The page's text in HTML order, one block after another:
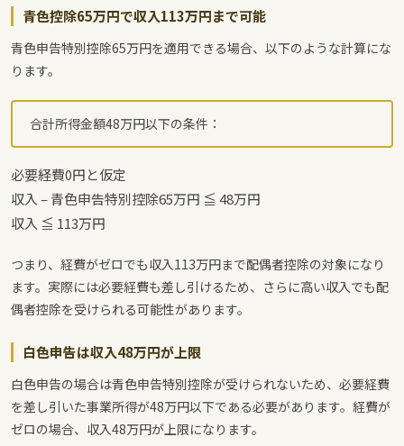
青色控除65万円で収入113万円まで可能
青色申告特別控除65万円を適用できる場合、以下のような計算にな
ります。
合計所得金額48万円以下の条件：
必要経費0円と仮定
収入 – 青色申告特別控除65万円 ≦ 48万円
収入 ≦ 113万円
つまり、経費がゼロでも収入113万円まで配偶者控除の対象になり
ます。実際には必要経費も差し引けるため、さらに高い収入でも配
偶者控除を受けられる可能性があります。
白色申告は収入48万円が上限
白色申告の場合は青色申告特別控除が受けられないため、必要経費
を差し引いた事業所得が48万円以下である必要があります。経費が
ゼロの場合、収入48万円が上限になります。